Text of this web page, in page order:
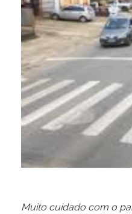
Muito cuidado com o